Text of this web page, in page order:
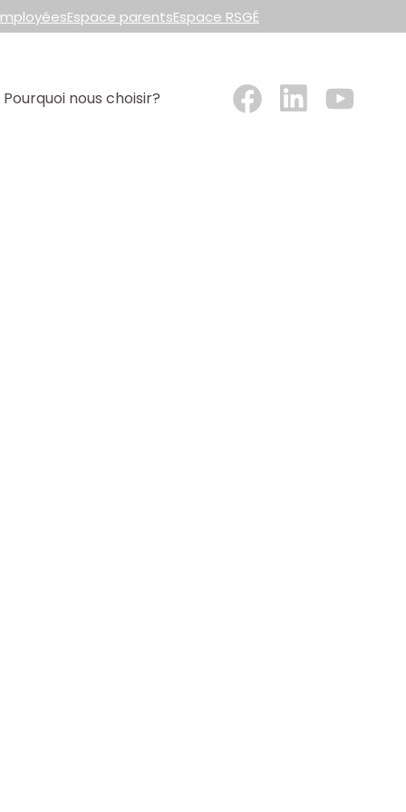
Espace parentsEspace RSGÉ
Pourquoi nous choisir?